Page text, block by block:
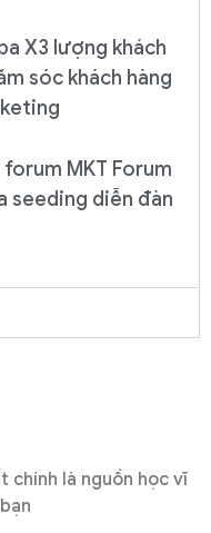
X3 lượng khách
sóc khách hàng
MKT Forum
seeding diễn đàn
chính là nguồn học vĩ